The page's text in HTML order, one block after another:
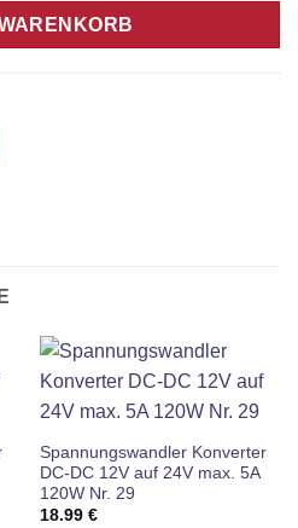
Spannungswandler Konverter
DC-DC 12V auf 24V max. 5A
120W Nr. 29
18.99 €